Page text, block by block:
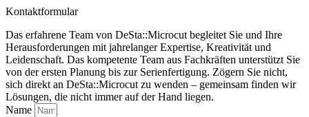
Kontaktformular
Das erfahrene Team von DeSta::Microcut begleitet Sie und Ihre
Herausforderungen mit jahrelanger Expertise, Kreativität und
Leidenschaft. Das kompetente Team aus Fachkräften unterstützt Sie
von der ersten Planung bis zur Serienfertigung. Zögern Sie nicht,
sich direkt an DeSta::Microcut zu wenden – gemeinsam finden wir
Lösungen, die nicht immer auf der Hand liegen.
Name